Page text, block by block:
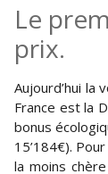
Le
prix.
Aujourd’hui la
France est la
bonus
15’184€).
la moins